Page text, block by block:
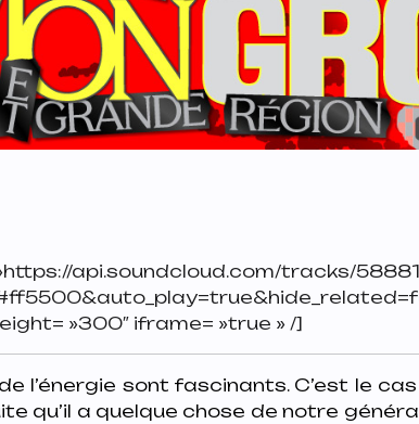
api.soundcloud.com/tracks/
»300″ iframe= »true » /]
l’énergie sont fascinants. C’est le
qu’il a quelque chose de notre